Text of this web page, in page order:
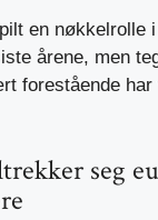
en nøkkelrolle
årene, men
forestående
seg